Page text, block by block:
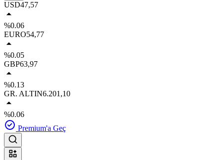
USD47,57
%0.06
EURO54,77
%0.05
GBP63,97
%0.13
GR. ALTIN6.201,10
%0.06
Premium'a Geç